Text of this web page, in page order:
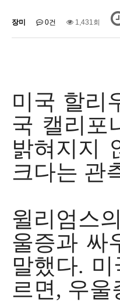
장미 0건 1,431회
미국 할리
국 캘리포
밝혀지지
크다는 관
윌리엄스
울증과 싸
말했다.
르면, 우울